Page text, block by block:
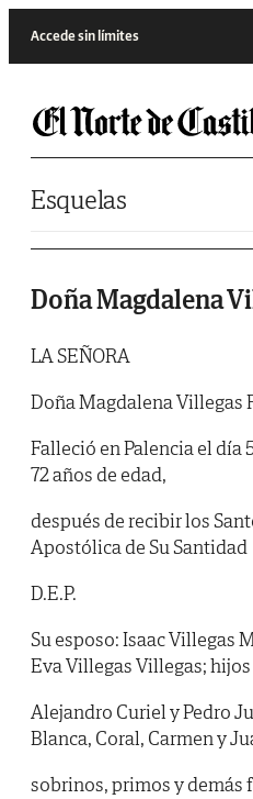
Accede sin límites
Esquelas
Doña Magdalena
LA SEÑORA
Doña Magdalena Villegas
Falleció en Palencia el día
72 años de edad,
después de recibir los
Apostólica de Su Santidad
D.E.P.
Su esposo: Isaac Villegas
Eva Villegas Villegas;
Alejandro Curiel y Pedro
Blanca, Coral, Carmen y
sobrinos, primos y demás